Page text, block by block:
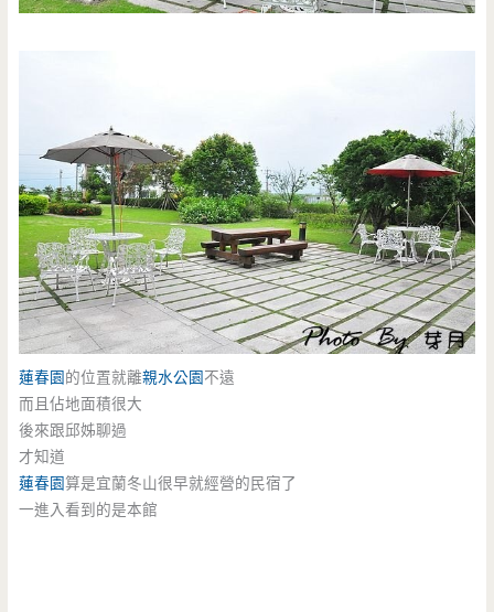
蓮春園的位置就離親水公園不遠
而且佔地面積很大
後來跟邱姊聊過
才知道
蓮春園算是宜蘭冬山很早就經營的民宿了
一進入看到的是本館